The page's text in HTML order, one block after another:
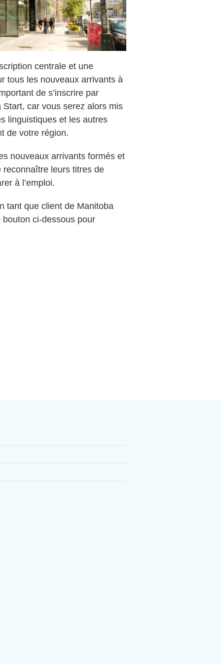
centrale et une
tous les nouveaux arrivants à
de s’inscrire par
Start, car vous serez alors mis
linguistiques et les autres
de votre région.
nouveaux arrivants formés et
reconnaître leurs titres de
à l’emploi.
tant que client de Manitoba
ci-dessous pour